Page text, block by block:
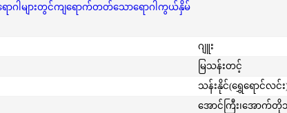
ဂါများတွင်ကျရောက်တတ်သောရောဂါကွယ်နှိမ်
ဂျူး
မြသန်းတင့်
သန်းနိုင်(ရွှေရောင်လင်း
အောင်ကြီး၊အောက်တို